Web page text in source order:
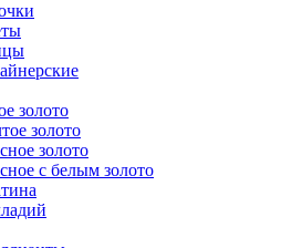
золото
золото
золото
с белым золото